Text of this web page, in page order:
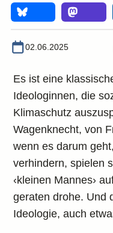
02.06.2025
Es ist eine
Ideologinnen, die
Klimaschutz
Wagenknecht, von
wenn es darum
verhindern, spielen
‹kleinen Mannes›
geraten drohe. Und
Ideologie, auch